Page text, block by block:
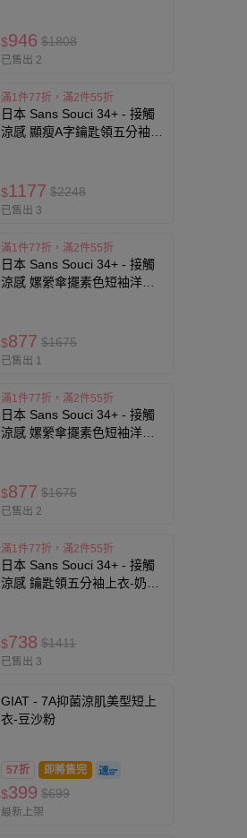
$946 $1808
已售出 2
滿1件77折，滿2件55折
日本 Sans Souci 34+ - 接觸
涼感 顯瘦A字鑰匙領五分袖洋
$1177 $2248
已售出 3
滿1件77折，滿2件55折
日本 Sans Souci 34+ - 接觸
涼感 嫘縈傘擺素色短袖洋裝-
$877 $1675
已售出 1
滿1件77折，滿2件55折
日本 Sans Souci 34+ - 接觸
涼感 嫘縈傘擺素色短袖洋裝-
$877 $1675
已售出 2
滿1件77折，滿2件55折
日本 Sans Souci 34+ - 接觸
涼感 鑰匙領五分袖上衣-奶油
$738 $1411
已售出 3
GIAT - 7A抑菌涼肌美型短上
衣-豆沙粉
57折 即將售完
$399 $699
最新上架